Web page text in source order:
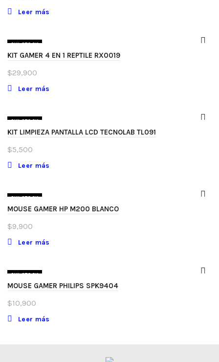
Leer más
SIN STOCK
KIT GAMER 4 EN 1 REPTILE RX0019
$29,900
Leer más
SIN STOCK
KIT LIMPIEZA PANTALLA LCD TECNOLAB TL091
$5,500
Leer más
SIN STOCK
MOUSE GAMER HP M200 BLANCO
$9,900
Leer más
SIN STOCK
MOUSE GAMER PHILIPS SPK9404
$10,900
Leer más